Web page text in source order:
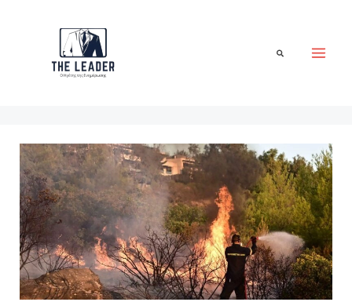
Αναζήτηση